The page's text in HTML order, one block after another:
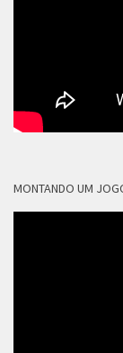
MONTANDO UM